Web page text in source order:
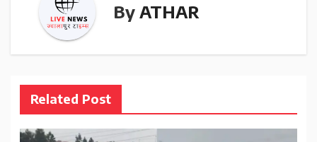
By ATHAR
Related Post